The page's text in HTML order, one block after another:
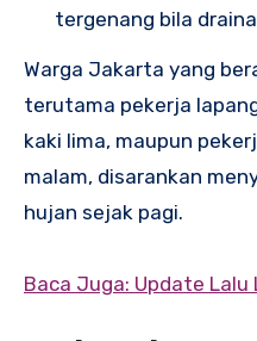
tergenang bila
Warga Jakarta yang
terutama pekerja
kaki lima, maupun
malam, disarankan
hujan sejak pagi.
Baca Juga: Update